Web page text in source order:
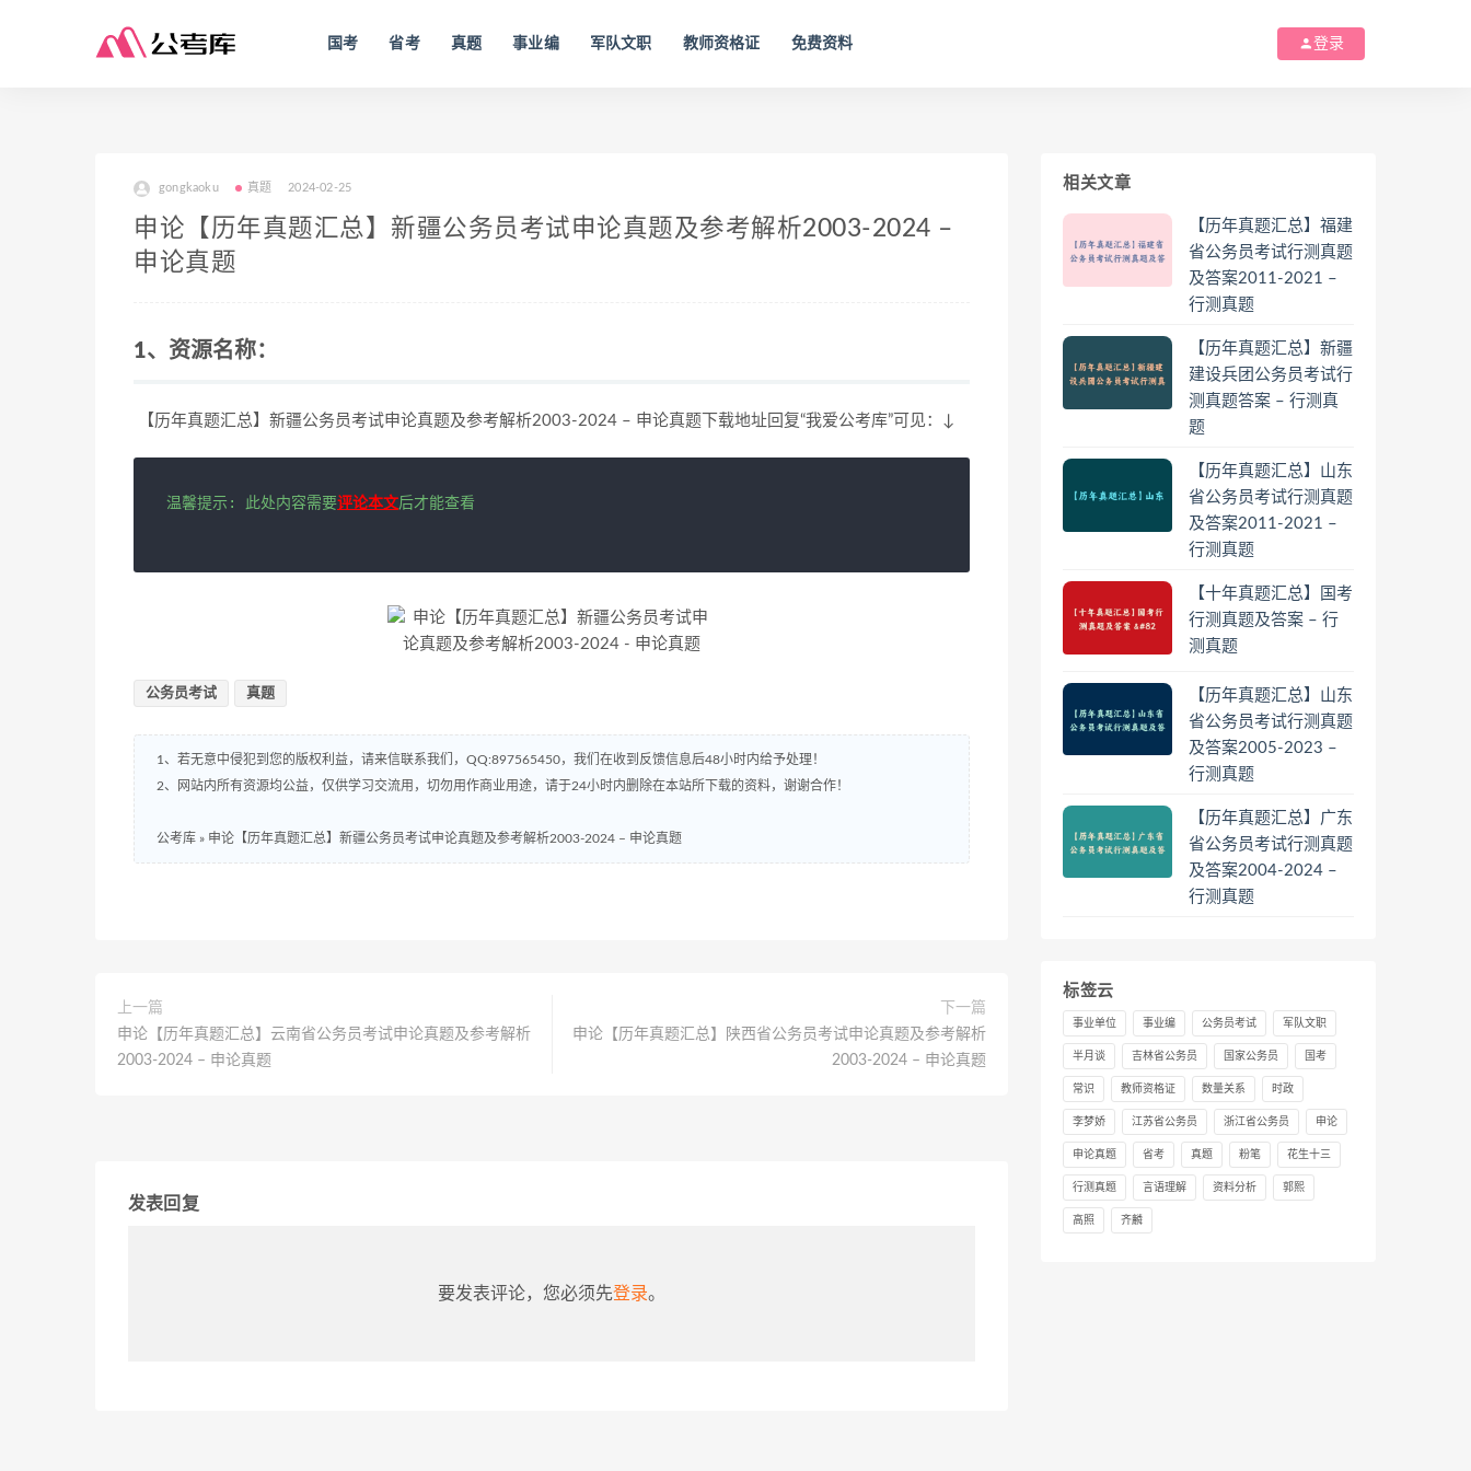
国考 省考 真题 事业编 军队文职 教师资格证 免费资料 登录
gongkaoku 真题 2024-02-25
申论【历年真题汇总】新疆公务员考试申论真题及参考解析2003-2024 –
申论真题
1、资源名称：
【历年真题汇总】新疆公务员考试申论真题及参考解析2003-2024 – 申论真题下载地址回复“我爱公考库”可见：↓
温馨提示: 此处内容需要评论本文后才能查看
公务员考试 真题
1、若无意中侵犯到您的版权利益，请来信联系我们，QQ:897565450，我们在收到反馈信息后48小时内给予处理！
2、网站内所有资源均公益，仅供学习交流用，切勿用作商业用途，请于24小时内删除在本站所下载的资料，谢谢合作！
公考库 » 申论【历年真题汇总】新疆公务员考试申论真题及参考解析2003-2024 – 申论真题
上一篇
申论【历年真题汇总】云南省公务员考试申论真题及参考解析
2003-2024 – 申论真题
下一篇
申论【历年真题汇总】陕西省公务员考试申论真题及参考解析
2003-2024 – 申论真题
发表回复
要发表评论，您必须先登录。
相关文章
【历年真题汇总】福建
省公务员考试行测真题
及答案2011-2021 –
行测真题
【历年真题汇总】新疆
建设兵团公务员考试行
测真题答案 – 行测真
题
【历年真题汇总】山东
省公务员考试行测真题
及答案2011-2021 –
行测真题
【十年真题汇总】国考
行测真题及答案 – 行
测真题
【历年真题汇总】山东
省公务员考试行测真题
及答案2005-2023 –
行测真题
【历年真题汇总】广东
省公务员考试行测真题
及答案2004-2024 –
行测真题
标签云
事业单位 事业编 公务员考试 军队文职
半月谈 吉林省公务员 国家公务员 国考
常识 教师资格证 数量关系 时政
李梦娇 江苏省公务员 浙江省公务员 申论
申论真题 省考 真题 粉笔 花生十三
行测真题 言语理解 资料分析 郭熙
高照 齐麟